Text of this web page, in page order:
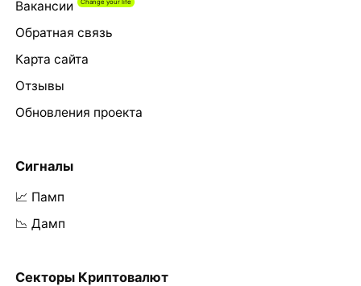
Вакансии
Обратная связь
Карта сайта
Отзывы
Обновления проекта
Сигналы
📈 Памп
📉 Дамп
Секторы Криптовалют